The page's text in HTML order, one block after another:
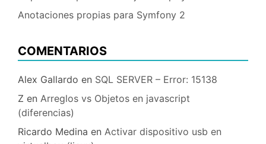
Anotaciones propias para Symfony 2
COMENTARIOS
Alex Gallardo en SQL SERVER – Error: 15138
Z en Arreglos vs Objetos en javascript
(diferencias)
Ricardo Medina en Activar dispositivo usb en